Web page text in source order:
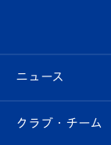
ニュース
すべて
クラブ・チーム